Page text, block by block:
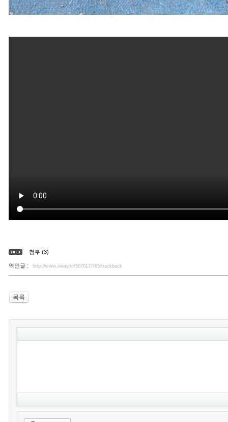
첨부 (3)
엮인글 : http://www.xway.kr/507017/765/trackback
목록